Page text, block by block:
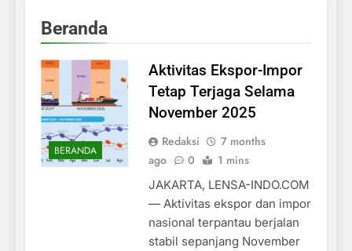
Beranda
BERANDA
Aktivitas Ekspor-Impor
Tetap Terjaga Selama
November 2025
Redaksi
7 months
ago
0 1 mins
JAKARTA, LENSA-INDO.COM
— Aktivitas ekspor dan impor
nasional terpantau berjalan
stabil sepanjang November